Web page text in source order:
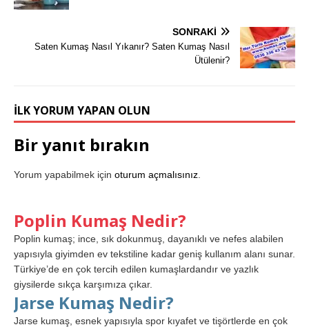
SONRAKI
Saten Kumaş Nasıl Yıkanır? Saten Kumaş Nasıl
Ütülenir?
İLK YORUM YAPAN OLUN
Bir yanıt bırakın
Yorum yapabilmek için oturum açmalısınız
Poplin Kumaş Nedir?
Poplin kumaş; ince, sık dokunmuş, dayanıklı ve nefes alabilen
yapısıyla giyimden ev tekstiline kadar geniş kullanım alanı sunar.
Türkiye’de en çok tercih edilen kumaşlardandır ve yazlık
giysilerde sıkça karşımıza çıkar.
Jarse Kumaş Nedir?
Jarse kumaş, esnek yapısıyla spor kıyafet ve tişörtlerde en çok